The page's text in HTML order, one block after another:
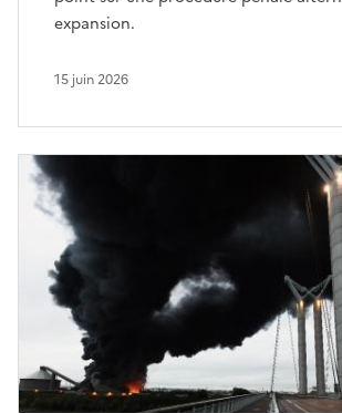
expansion.
15 juin 2026